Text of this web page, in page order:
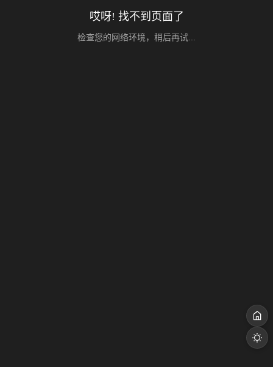
哎呀! 找不到页面了
检查您的网络环境，稍后再试...